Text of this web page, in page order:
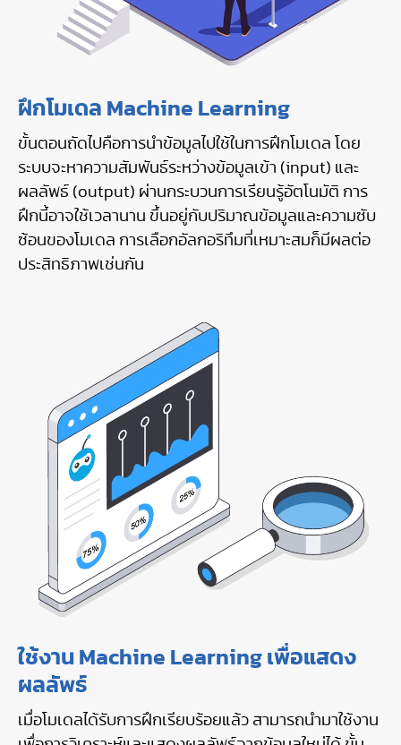
ฝึกโมเดล Machine Learning
ขั้นตอนถัดไปคือการนำข้อมูลไปใช้ในการฝึกโมเดล โดย
ระบบจะหาความสัมพันธ์ระหว่างข้อมูลเข้า (input) และ
ผลลัพธ์ (output) ผ่านกระบวนการเรียนรู้อัตโนมัติ การ
ฝึกนี้อาจใช้เวลานาน ขึ้นอยู่กับปริมาณข้อมูลและความซับ
ซ้อนของโมเดล การเลือกอัลกอริทึมที่เหมาะสมก็มีผลต่อ
ประสิทธิภาพเช่นกัน
ใช้งาน Machine Learning เพื่อแสดง
ผลลัพธ์
เมื่อโมเดลได้รับการฝึกเรียบร้อยแล้ว สามารถนำมาใช้งาน